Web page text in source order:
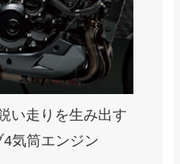
い走りを生み出す
気筒エンジン